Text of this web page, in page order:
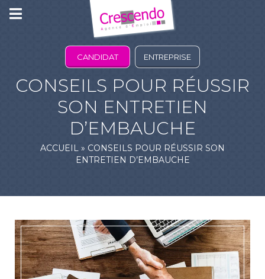
CANDIDAT ENTREPRISE
CONSEILS POUR RÉUSSIR
SON ENTRETIEN
D’EMBAUCHE
ACCUEIL » CONSEILS POUR RÉUSSIR SON
ENTRETIEN D’EMBAUCHE